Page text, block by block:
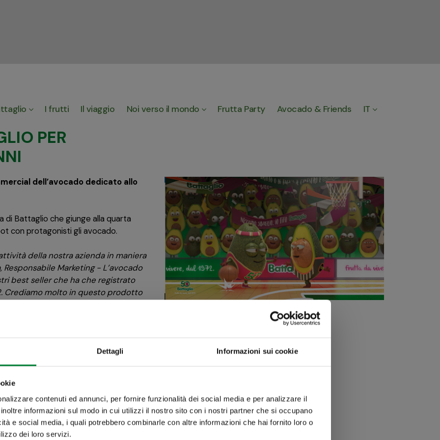
Dettagli Informazioni sui cookie
contenuti ed annunci, per fornire funzionalità dei social media e per analizzare il
informazioni sul modo in cui utilizzi il nostro sito con i nostri partner che si occupano
e social media, i quali potrebbero combinarle con altre informazioni che hai fornito loro o
dei loro servizi.
I frutti Il viaggio Noi verso il mondo Frutta Party Avocado & Friends IT
PER
dell’avocado dedicato allo
di Battaglio che giunge alla quarta
con protagonisti gli avocado.
della nostra azienda in maniera
Marketing - L’avocado
best seller che ha che registrato
Crediamo molto in questo prodotto
e cremosità della polpa,
l’ha contraddistinta negli spot
qualche secondo in più per
3D sarà in onda dal 7
e Mediaset e vedrà come
sportiva a tema basket, sarà
time.
Se è Battaglio,
è HASSolutamente